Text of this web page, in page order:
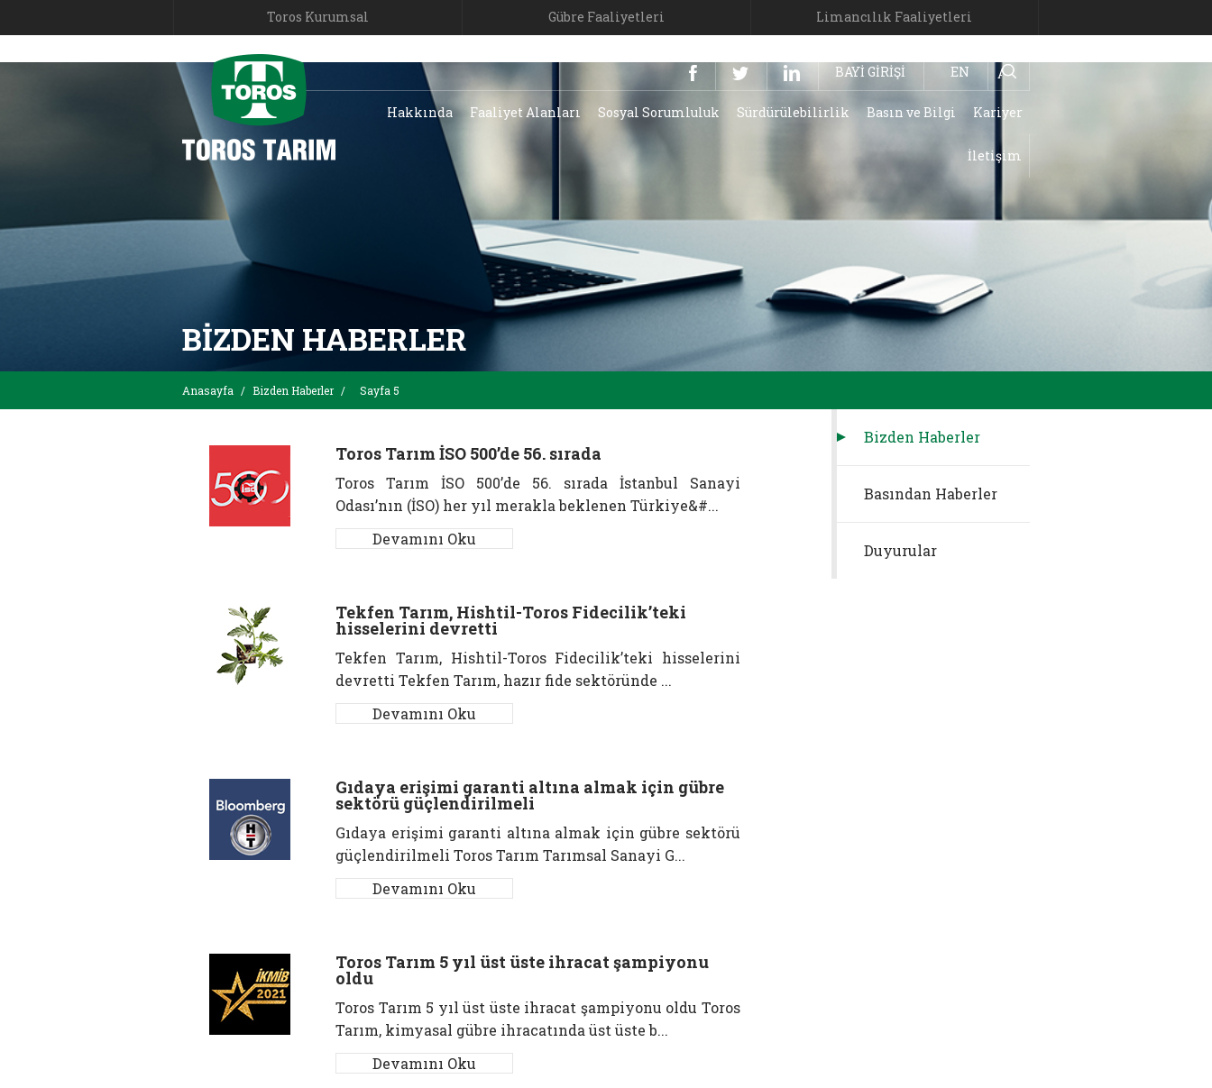
Toros Kurumsal Gübre Faaliyetleri Limancılık Faaliyetleri
BAYİ GİRİŞİ EN
Hakkında Faaliyet Alanları Sosyal Sorumluluk Sürdürülebilirlik Basın ve Bilgi Kariyer
İletişim
BIZDEN HABERLER
Anasayfa / Bizden Haberler / Sayfa 5
Toros Tarım İSO 500’de 56. sırada
Toros Tarım İSO 500’de 56. sırada İstanbul Sanayi
Odası’nın (İSO) her yıl merakla beklenen Türkiye&#...
Devamını Oku
Tekfen Tarım, Hishtil-Toros Fidecilik’teki
hisselerini devretti
Tekfen Tarım, Hishtil-Toros Fidecilik’teki hisselerini
devretti Tekfen Tarım, hazır fide sektöründe ...
Devamını Oku
Gıdaya erişimi garanti altına almak için gübre
sektörü güçlendirilmeli
Gıdaya erişimi garanti altına almak için gübre sektörü
güçlendirilmeli Toros Tarım Tarımsal Sanayi G...
Devamını Oku
Toros Tarım 5 yıl üst üste ihracat şampiyonu
oldu
Toros Tarım 5 yıl üst üste ihracat şampiyonu oldu Toros
Tarım, kimyasal gübre ihracatında üst üste b...
Devamını Oku
Bizden Haberler
Basından Haberler
Duyurular